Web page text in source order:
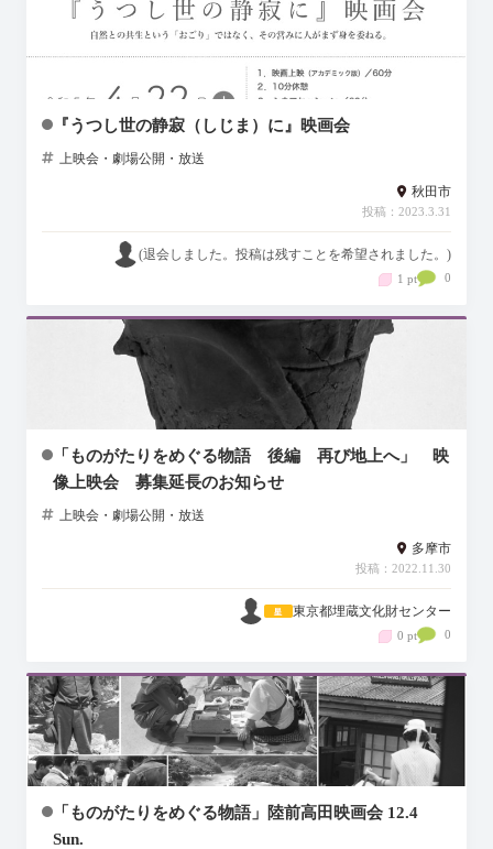
『うつし世の静寂（しじま）に』映画会
上映会・劇場公開・放送
秋田市
投稿：2023.3.31
(退会しました。投稿は残すことを希望されました。)
1 pt 0
「ものがたりをめぐる物語 後編 再び地上へ」 映
像上映会 募集延長のお知らせ
上映会・劇場公開・放送
多摩市
投稿：2022.11.30
東京都埋蔵文化財センター
0 pt 0
「ものがたりをめぐる物語」陸前高田映画会 12.4
Sun.